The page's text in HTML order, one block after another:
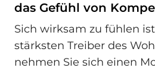
das Gefühl von
Sich wirksam zu fühlen
stärksten Treiber des
nehmen Sie sich einen